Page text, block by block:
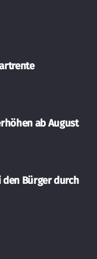
ab August
Bürger durch